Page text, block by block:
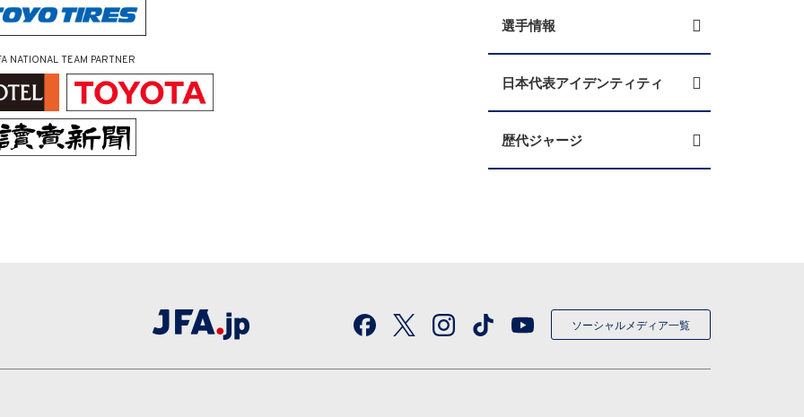
NATIONAL TEAM PARTNER
選手情報
日本代表アイデンティティ
歴代ジャージ
ソーシャルメディア一覧